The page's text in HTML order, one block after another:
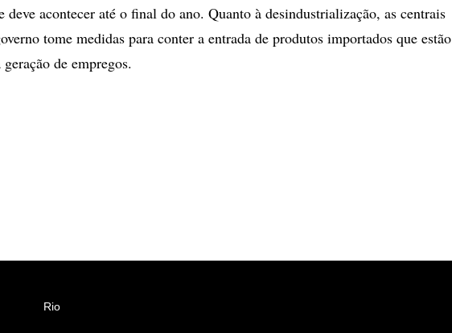
deve acontecer até o final do ano. Quanto à desindustrialização, as centrais
tome medidas para conter a entrada de produtos importados que estão
de empregos.
Rio